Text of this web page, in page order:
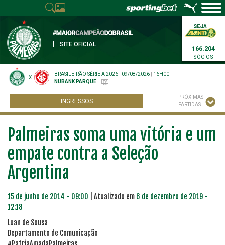
SITE OFICIAL
166.204
SÓCIOS
X
BRASILEIRÃO SÉRIE A 2026 09/08/2026
16H00
NUBANK PARQUE
INGRESSOS
PRÓXIMAS
PARTIDAS
Palmeiras soma uma vitória e um
empate contra a Seleção
Argentina
15 de junho de 2014 - 09:00 | Atualizado em 6 de dezembro de 2019 -
12:18
Luan de Sousa
Departamento de Comunicação